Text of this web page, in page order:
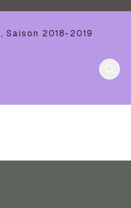
,Saison 2018-2019